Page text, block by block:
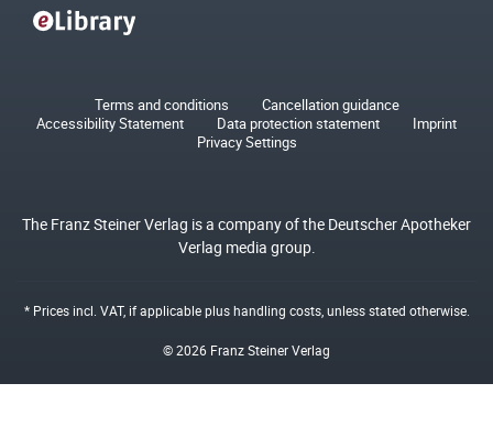
Terms and conditions
Cancellation guidance
Accessibility Statement
Data protection statement
Imprint
Privacy Settings
The Franz Steiner Verlag is a company of the Deutscher Apotheker
Verlag media group.
* Prices incl. VAT, if applicable plushandling costs, unless stated otherwise.
© 2026 Franz Steiner Verlag